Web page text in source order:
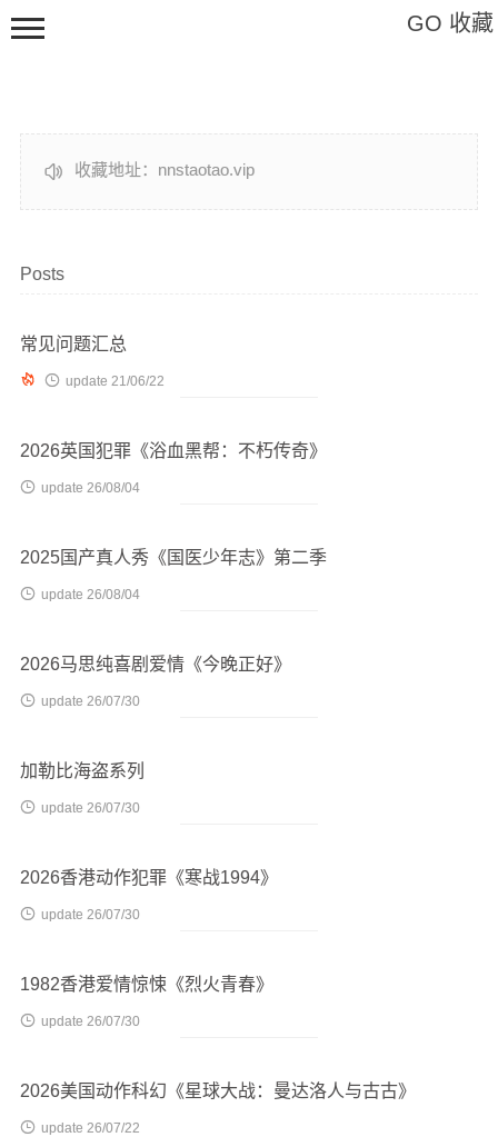
 收藏地址：nnstaotao.vip
Posts
常见问题汇总
  update 21/06/22
2026英国犯罪《浴血黑帮：不朽传奇》
 update 26/08/04
2025国产真人秀《国医少年志》第二季
 update 26/08/04
2026马思纯喜剧爱情《今晚正好》
 update 26/07/30
加勒比海盗系列
 update 26/07/30
2026香港动作犯罪《寒战1994》
 update 26/07/30
1982香港爱情惊悚《烈火青春》
 update 26/07/30
2026美国动作科幻《星球大战：曼达洛人与古古》
 update 26/07/22
GO 收藏
影视
教程
特辑